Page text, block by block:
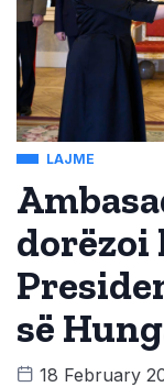
LAJME
dorëzoi
së
18 February